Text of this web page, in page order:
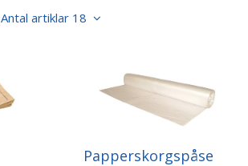
Antal artiklar 18
Papperskorgspåse